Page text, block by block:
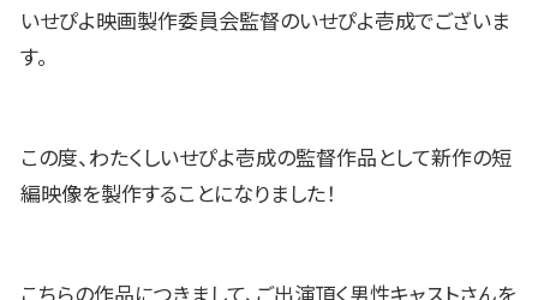
いせぴよ映画製作委員会監督のいせぴよ壱成でございま
す。
この度、わたくしいせぴよ壱成の監督作品として新作の短
編映像を製作することになりました！
こちらの作品につきまして、ご出演頂く男性キャストさんを